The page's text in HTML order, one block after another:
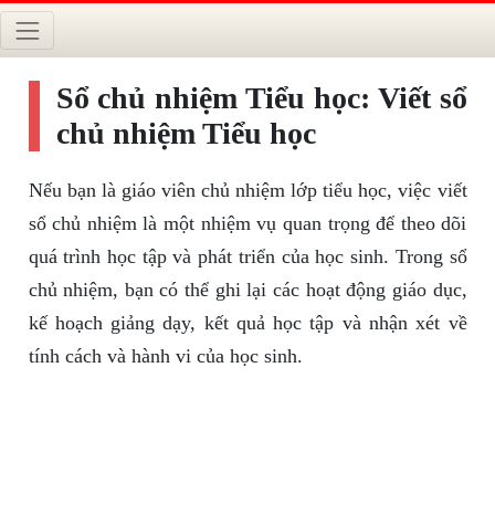
Sổ chủ nhiệm Tiểu học: Viết sổ
chủ nhiệm Tiểu học
Nếu bạn là giáo viên chủ nhiệm lớp tiểu học, việc viết
sổ chủ nhiệm là một nhiệm vụ quan trọng để theo dõi
quá trình học tập và phát triển của học sinh. Trong sổ
chủ nhiệm, bạn có thể ghi lại các hoạt động giáo dục,
kế hoạch giảng dạy, kết quả học tập và nhận xét về
tính cách và hành vi của học sinh.